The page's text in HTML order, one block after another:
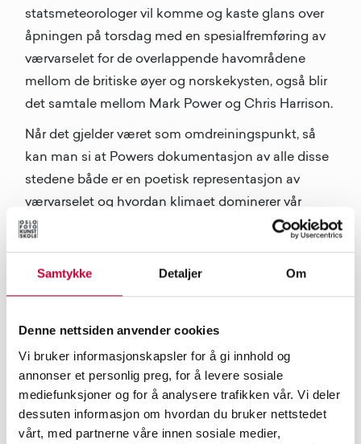
Samtykke Detaljer Om
Denne nettsiden anvender cookies
Vi bruker informasjonskapsler for å gi innhold og
annonser et personlig preg, for å levere sosiale
mediefunksjoner og for å analysere trafikken vår. Vi deler
dessuten informasjon om hvordan du bruker nettstedet
vårt, med partnerne våre innen sosiale medier,
statsmeteorologer vil komme og kaste glans over
åpningen på torsdag med en spesialfremføring av
værvarselet for de overlappende havområdene
mellom de britiske øyer og norskekysten, også blir
det samtale mellom Mark Power og Chris Harrison.
Når det gjelder været som omdreiningspunkt, så
kan man si at Powers dokumentasjon av alle disse
stedene både er en poetisk representasjon av
værvarselet og hvordan klimaet dominerer vår
tilværelse, men kanskje like mye er det et resultat
stedene og den virkeligheten han fant. For millioner
av radiolyttere i hele Europa har værmeldingens
skapt et landskap av romantiske forestillinger,
mens Powers fotografier utfordrer våre antakelser
om disse tilsynelatende fjerntliggende stedene.